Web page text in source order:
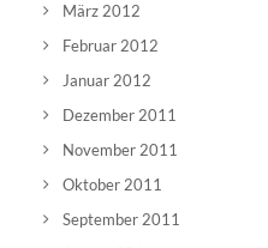
März 2012
Februar 2012
Januar 2012
Dezember 2011
November 2011
Oktober 2011
September 2011